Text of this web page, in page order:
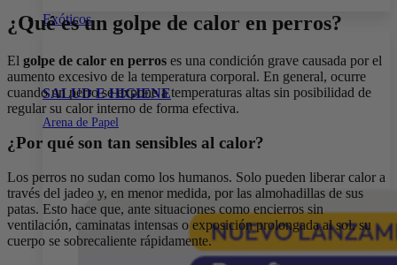
Exóticos
SALUD E HIGIENE
Arena de Papel
¿Qué es un golpe de calor en perros?
El golpe de calor en perros es una condición grave causada por el
aumento excesivo de la temperatura corporal. En general, ocurre
cuando un perro se expone a temperaturas altas sin posibilidad de
regular su calor interno de forma efectiva.
¿Por qué son tan sensibles al calor?
Los perros no sudan como los humanos. Solo pueden liberar calor a
través del jadeo y, en menor medida, por las almohadillas de sus
patas. Esto hace que, ante situaciones como encierros sin
ventilación, caminatas intensas o exposición prolongada al sol, su
cuerpo se sobrecaliente rápidamente.